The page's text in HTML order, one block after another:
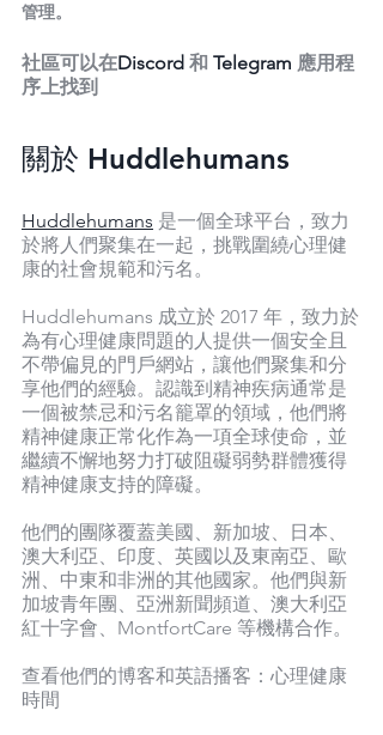
管理。
社區可以在Discord 和 Telegram 應用程
序上找到
關於 Huddlehumans
Huddlehumans 是一個全球平台，致力
於將人們聚集在一起，挑戰圍繞心理健
康的社會規範和污名。
Huddlehumans 成立於 2017 年，致力於
為有心理健康問題的人提供一個安全且
不帶偏見的門戶網站，讓他們聚集和分
享他們的經驗。認識到精神疾病通常是
一個被禁忌和污名籠罩的領域，他們將
精神健康正常化作為一項全球使命，並
繼續不懈地努力打破阻礙弱勢群體獲得
精神健康支持的障礙。
他們的團隊覆蓋美國、新加坡、日本、
澳大利亞、印度、英國以及東南亞、歐
洲、中東和非洲的其他國家。他們與新
加坡青年團、亞洲新聞頻道、澳大利亞
紅十字會、MontfortCare 等機構合作。
查看他們的博客和英語播客：心理健康
時間